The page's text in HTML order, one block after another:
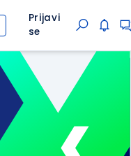
Prijavi
se